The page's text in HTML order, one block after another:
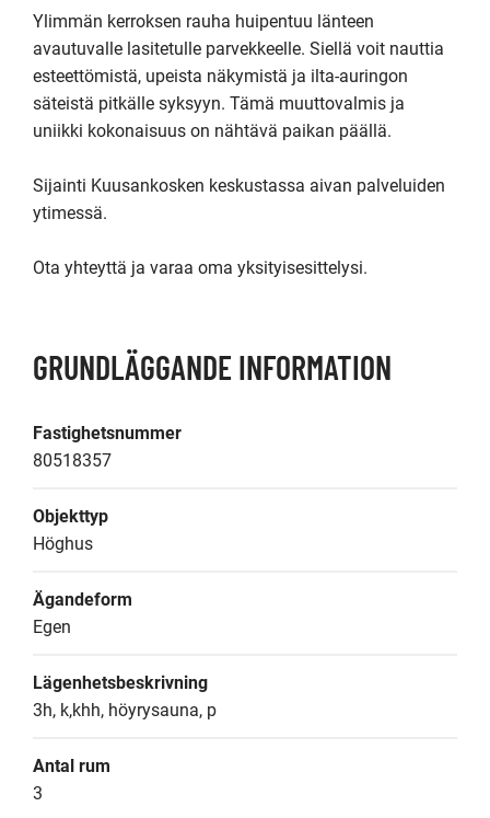
Ylimmän kerroksen rauha huipentuu länteen
avautuvalle lasitetulle parvekkeelle. Siellä voit nauttia
esteettömistä, upeista näkymistä ja ilta-auringon
säteistä pitkälle syksyyn. Tämä muuttovalmis ja
uniikki kokonaisuus on nähtävä paikan päällä.
Sijainti Kuusankosken keskustassa aivan palveluiden
ytimessä.
Ota yhteyttä ja varaa oma yksityisesittelysi.
GRUNDLÄGGANDE INFORMATION
Fastighetsnummer
80518357
Objekttyp
Höghus
Ägandeform
Egen
Lägenhetsbeskrivning
3h, k,khh, höyrysauna, p
Antal rum
3